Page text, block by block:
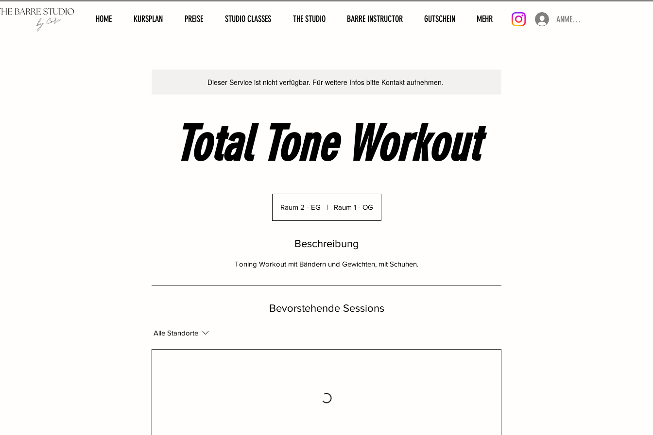
HOME KURSPLAN PREISE STUDIO CLASSES THE STUDIO BARRE INSTRUCTOR GUTSCHEIN MEHR ANMELDEN
Dieser Service ist nicht verfügbar. Für weitere Infos bitte Kontakt aufnehmen.
Total Tone Workout
Raum 2 - EG | Raum 1 - OG
Beschreibung
Toning Workout mit Bändern und Gewichten, mit Schuhen.
Bevorstehende Sessions
Alle Standorte